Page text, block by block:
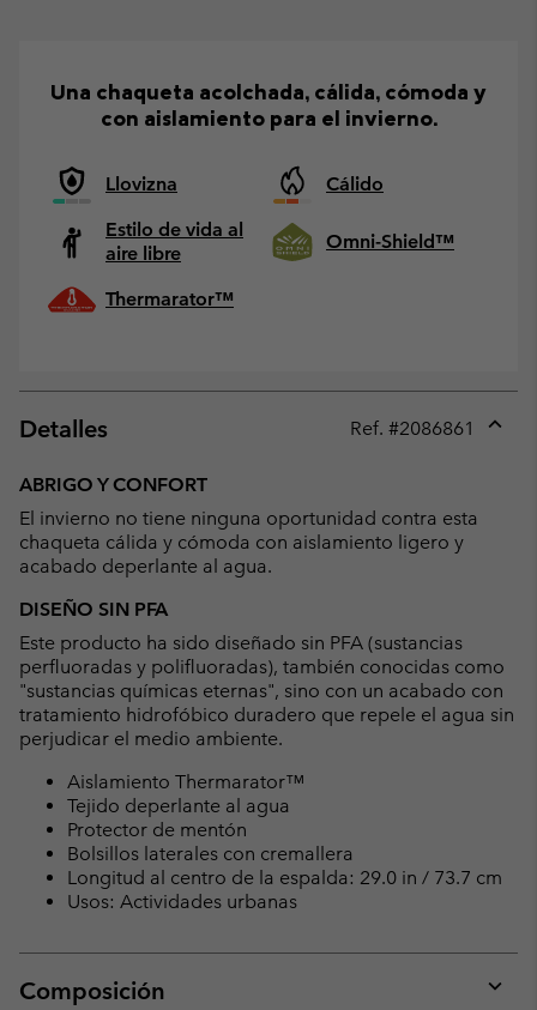
Una chaqueta acolchada, cálida, cómoda y
con aislamiento para el invierno.
Llovizna
Cálido
Estilo de vida al
aire libre
Omni-Shield™
Thermarator™
Detalles Ref. #2086861
ABRIGO Y CONFORT
El invierno no tiene ninguna oportunidad contra esta
chaqueta cálida y cómoda con aislamiento ligero y
acabado deperlante al agua.
DISEÑO SIN PFA
Este producto ha sido diseñado sin PFA (sustancias
perfluoradas y polifluoradas), también conocidas como
"sustancias químicas eternas", sino con un acabado con
tratamiento hidrofóbico duradero que repele el agua sin
perjudicar el medio ambiente.
Aislamiento Thermarator™
Tejido deperlante al agua
Protector de mentón
Bolsillos laterales con cremallera
Longitud al centro de la espalda: 29.0 in / 73.7 cm
Usos: Actividades urbanas
Composición